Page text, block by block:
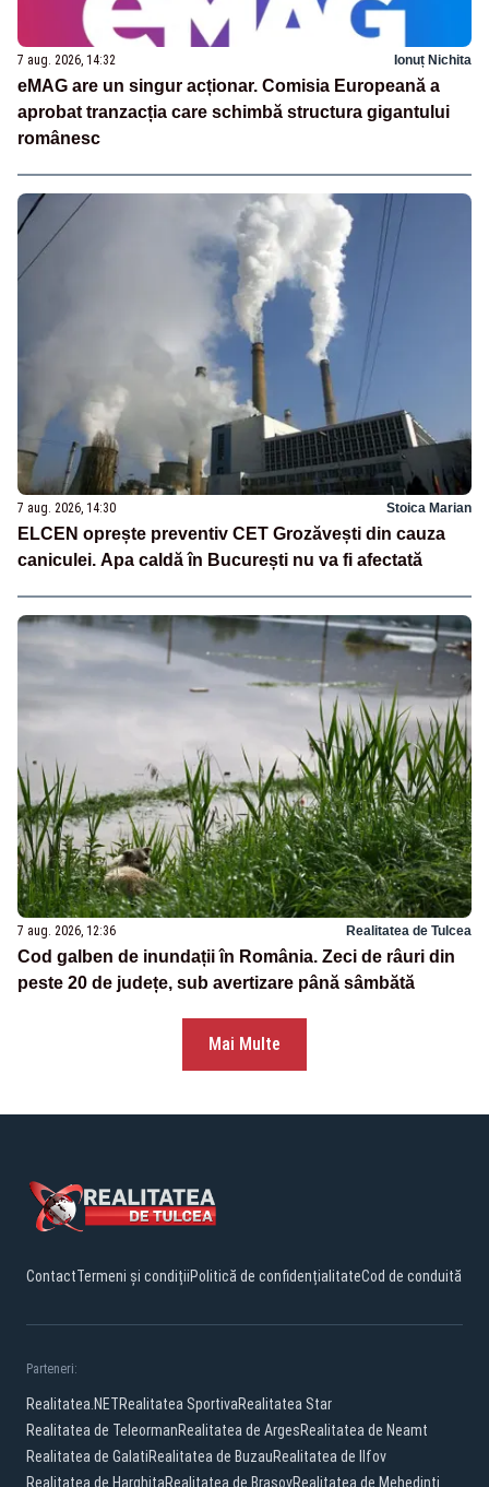
7 aug. 2026, 14:32 Ionuț Nichita
eMAG are un singur acționar. Comisia Europeană a
aprobat tranzacția care schimbă structura gigantului
românesc
7 aug. 2026, 14:30 Stoica Marian
ELCEN oprește preventiv CET Grozăvești din cauza
caniculei. Apa caldă în București nu va fi afectată
7 aug. 2026, 12:36 Realitatea de Tulcea
Cod galben de inundații în România. Zeci de râuri din
peste 20 de județe, sub avertizare până sâmbătă
Mai Multe
ContactTermeni și condițiiPolitică de confidențialitateCod de conduită
Parteneri:
Realitatea.NETRealitatea SportivaRealitatea Star
Realitatea de TeleormanRealitatea de ArgesRealitatea de Neamt
Realitatea de GalatiRealitatea de BuzauRealitatea de Ilfov
Realitatea de HarghitaRealitatea de BrasovRealitatea de Mehedinti